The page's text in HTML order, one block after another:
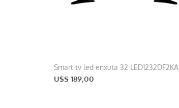
Smart tv led enxuta 32 LED1232DF2KA
U$S 189,00